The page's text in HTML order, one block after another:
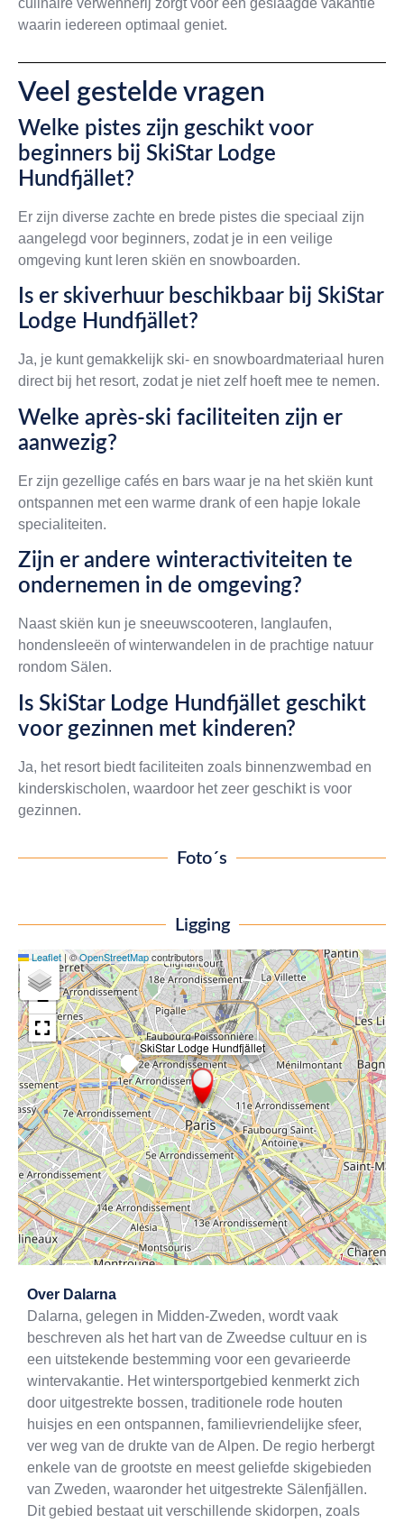
waarin iedereen optimaal geniet.
Veel gestelde vragen
Welke pistes zijn geschikt voor
beginners bij SkiStar Lodge
Hundfjället?
Er zijn diverse zachte en brede pistes die speciaal zijn
aangelegd voor beginners, zodat je in een veilige
omgeving kunt leren skiën en snowboarden.
Is er skiverhuur beschikbaar bij SkiStar
Lodge Hundfjället?
Ja, je kunt gemakkelijk ski- en snowboardmateriaal huren
direct bij het resort, zodat je niet zelf hoeft mee te nemen.
Welke après-ski faciliteiten zijn er
aanwezig?
Er zijn gezellige cafés en bars waar je na het skiën kunt
ontspannen met een warme drank of een hapje lokale
specialiteiten.
Zijn er andere winteractiviteiten te
ondernemen in de omgeving?
Naast skiën kun je sneeuwscooteren, langlaufen,
hondensleeën of winterwandelen in de prachtige natuur
rondom Sälen.
Is SkiStar Lodge Hundfjället geschikt
voor gezinnen met kinderen?
Ja, het resort biedt faciliteiten zoals binnenzwembad en
kinderskischolen, waardoor het zeer geschikt is voor
gezinnen.
Foto´s
Ligging
SkiStar Lodge Hundfjället
×
+
−
Leaflet |©OpenStreetMapcontributors
Over Dalarna
Dalarna, gelegen in Midden-Zweden, wordt vaak
beschreven als het hart van de Zweedse cultuur en is
een uitstekende bestemming voor een gevarieerde
wintervakantie. Het wintersportgebied kenmerkt zich
door uitgestrekte bossen, traditionele rode houten
huisjes en een ontspannen, familievriendelijke sfeer,
ver weg van de drukte van de Alpen. De regio herbergt
enkele van de grootste en meest geliefde skigebieden
van Zweden, waaronder het uitgestrekte Sälenfjällen.
Dit gebied bestaat uit verschillende skidorpen, zoals